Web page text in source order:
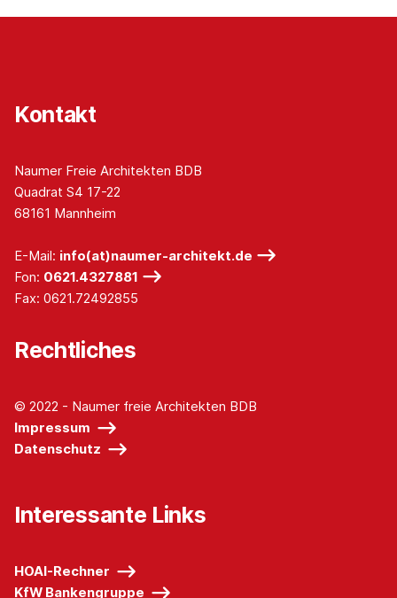
Kontakt
Naumer Freie Architekten BDB
Quadrat S4 17-22
68161 Mannheim
E-Mail: info(at)naumer-architekt.de
Fon: 0621.4327881
Fax: 0621.72492855
Rechtliches
© 2022 - Naumer freie Architekten BDB
Impressum
Datenschutz
Interessante Links
HOAI-Rechner
KfW Bankengruppe